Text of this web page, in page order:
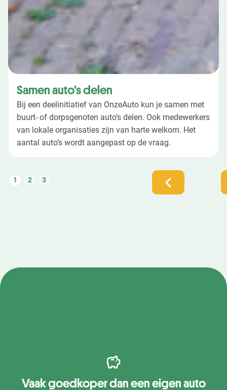
Samen auto’s delen
Bij een deelinitiatief van OnzeAuto kun je samen met
buurt- of dorpsgenoten auto’s delen. Ook medewerkers
van lokale organisaties zijn van harte welkom. Het
aantal auto’s wordt aangepast op de vraag.
1 2 3
Vaak goedkoper dan een eigen auto